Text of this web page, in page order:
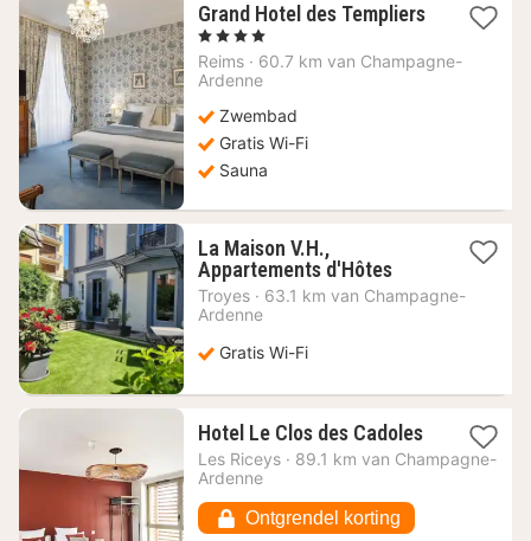
Grand Hotel des Templiers
1
nacht
vanaf
€
, 4 Sterren
Reims · 60.7 km van Champagne-
Ardenne
Zwembad
Gratis Wi-Fi
Sauna
La Maison V.H.,
Appartements d'Hôtes1
nacht
vanaf
Troyes · 63.1 km van Champagne-
Ardenne
Gratis Wi-Fi
Hotel Le Clos des Cadoles1
nacht
vanaf
Les Riceys · 89.1 km van Champagne-
Ardenne
Ontgrendel korting